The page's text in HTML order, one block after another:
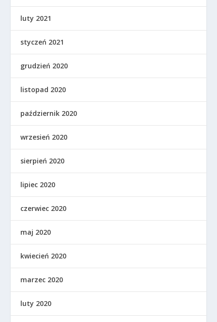
luty 2021
styczeń 2021
grudzień 2020
listopad 2020
październik 2020
wrzesień 2020
sierpień 2020
lipiec 2020
czerwiec 2020
maj 2020
kwiecień 2020
marzec 2020
luty 2020